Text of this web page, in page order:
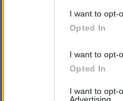
I want to opt-
Opted In
I want to opt-
Opted In
I want to opt-
Advertising.